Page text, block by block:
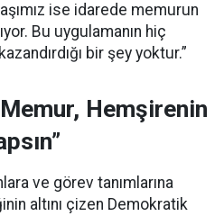
ise idarede memurun
Bu uygulamanın hiç
bir şey yoktur.”
Hemşirenin
ve görev tanımlarına
altını çizen Demokratik